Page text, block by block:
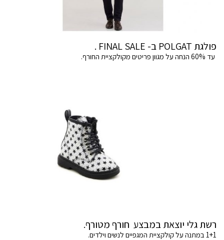
פולגת POLGAT ב- FINAL SALE .
עד 60% הנחה על מגוון פריטים מקולקציית החורף.
רשת גלי יוצאת במבצע חורף מטורף.
1+1 במתנה על קולקציית המגפיים לנשים וילדים.